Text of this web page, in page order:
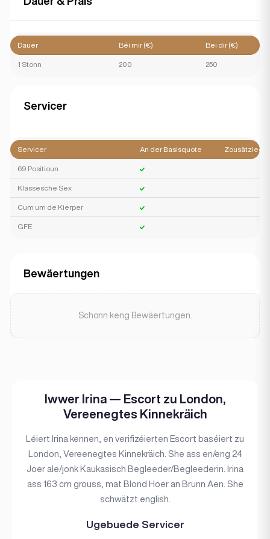
Dauer Béi mir (€) Bei dir (€)
1 Stonn 200 250
Servicer
Servicer An der Basisquote Zousätzlech
69 Positioun
Klassesche Sex
Cum um de Kierper
GFE
Bewäertungen
Schonn keng Bewäertungen.
Iwwer Irina — Escort zu London,
Vereenegtes Kinnekräich
Léiert Irina kennen, en verifizéierten Escort baséiert zu
London, Vereenegtes Kinnekräich. She ass en/eng 24
Joer ale/jonk Kaukasisch Begleeder/Begleederin. Irina
ass 163 cm grouss, mat Blond Hoer an Brunn Aen. She
schwätzt english.
Ugebuede Servicer